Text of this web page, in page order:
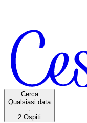
Cerca
Qualsiasi data
·
2 Ospiti